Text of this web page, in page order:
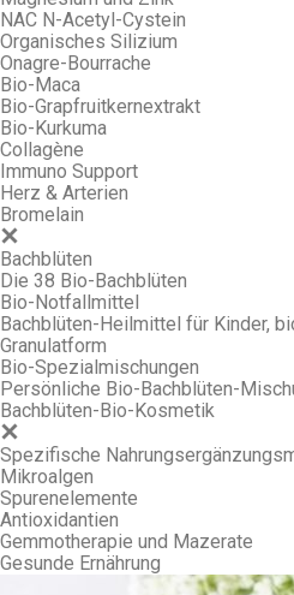
NAC N-Acetyl-Cystein
Organisches Silizium
Onagre-Bourrache
Bio-Maca
Bio-Grapfruitkernextrakt
Bio-Kurkuma
Collagène
Immuno Support
Herz & Arterien
Bromelain
Bachblüten
Die 38 Bio-Bachblüten
Bio-Notfallmittel
Bachblüten-Heilmittel für Kinder,
Granulatform
Bio-Spezialmischungen
Persönliche Bio-Bachblüten-
Bachblüten-Bio-Kosmetik
Spezifische
Mikroalgen
Spurenelemente
Antioxidantien
Gemmotherapie und Mazerate
Gesunde Ernährung